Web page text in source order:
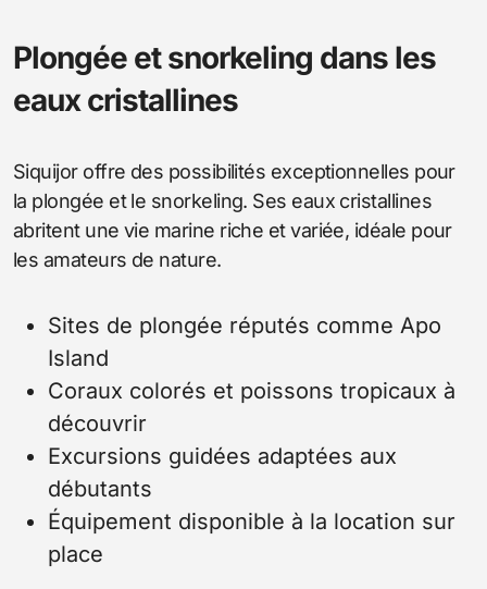
Plongée et snorkeling dans les
eaux cristallines
Siquijor offre des possibilités exceptionnelles pour
la plongée et le snorkeling. Ses eaux cristallines
abritent une vie marine riche et variée, idéale pour
les amateurs de nature.
Sites de plongée réputés comme Apo
Island
Coraux colorés et poissons tropicaux à
découvrir
Excursions guidées adaptées aux
débutants
Équipement disponible à la location sur
place